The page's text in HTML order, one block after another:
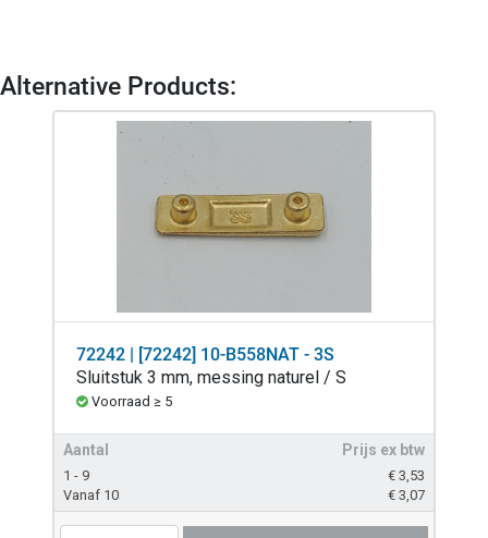
Alternative Products:
72242 | [72242] 10-B558NAT - 3S
Sluitstuk 3 mm, messing naturel / S
Voorraad ≥ 5
Aantal Prijs ex btw
1 - 9 € 3,53
Vanaf 10
€ 3,07